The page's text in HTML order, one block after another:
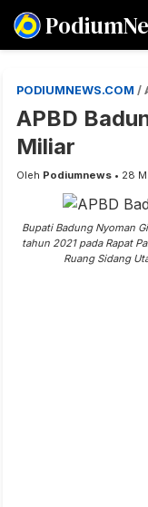
PODIUMNEWS.COM /
APBD
Miliar
Oleh Podiumnews • 28
Bupati Badung Nyoman
tahun 2021 pada Rapat
Ruang Sidang